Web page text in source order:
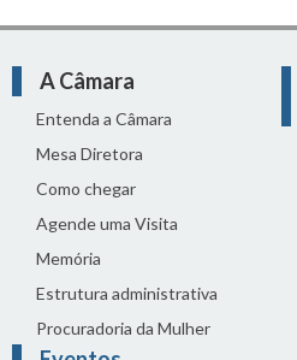
A Câmara
Entenda a Câmara
Mesa Diretora
Como chegar
Agende uma Visita
Memória
Estrutura administrativa
Procuradoria da Mulher